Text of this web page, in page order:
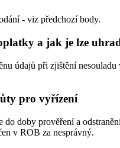
- viz předchozí body.
a jak je lze
údajů při zjištění
pro vyřízení
do doby prověření a
v ROB za nesprávný.